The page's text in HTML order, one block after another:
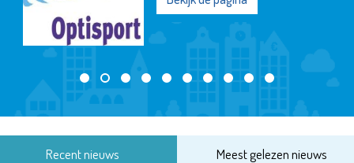
Recent nieuws Meest gelezen nieuws